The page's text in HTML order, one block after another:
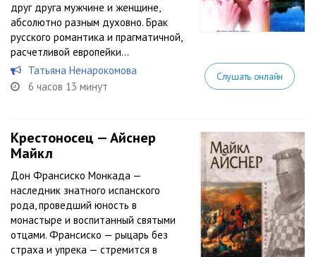
друг друга мужчине и женщине,
абсолютно разным духовно. Брак
русского романтика и прагматичной,
расчетливой европейки...
Татьяна Ненарокомова
6 часов 13 минут
Слушать онлайн
Крестоносец — Айснер
Майкл
Дон Франсиско Монкада —
наследник знатного испанского
рода, проведший юность в
монастыре и воспитанный святыми
отцами. Франсиско — рыцарь без
страха и упрека — стремится в